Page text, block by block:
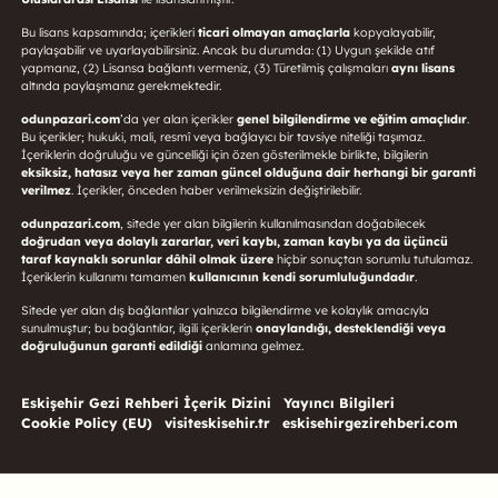
Bu lisans kapsamında; içerikleri ticari olmayan amaçlarlakopyalayabilir,
paylaşabilir ve uyarlayabilirsiniz. Ancak bu durumda: (1) Uygun şekilde atıf
yapmanız, (2) Lisansa bağlantı vermeniz, (3) Türetilmiş çalışmaları aynı lisans
altında paylaşmanız gerekmektedir.
odunpazari.com’da yer alan içerikler genel bilgilendirme ve eğitim amaçlıdır.
Bu içerikler; hukuki, mali, resmî veya bağlayıcı bir tavsiye niteliği taşımaz.
İçeriklerin doğruluğu ve güncelliği için özen gösterilmekle birlikte, bilgilerin
eksiksiz, hatasız veya her zaman güncel olduğuna dair herhangi bir garanti
verilmez. İçerikler, önceden haber verilmeksizin değiştirilebilir.
odunpazari.com, sitede yer alan bilgilerin kullanılmasından doğabilecek
doğrudan veya dolaylı zararlar, veri kaybı, zaman kaybı ya da üçüncü
taraf kaynaklı sorunlar dâhil olmak üzerehiçbir sonuçtan sorumlu tutulamaz.
İçeriklerin kullanımı tamamen kullanıcının kendi sorumluluğundadır.
Sitede yer alan dış bağlantılar yalnızca bilgilendirme ve kolaylık amacıyla
sunulmuştur; bu bağlantılar, ilgili içeriklerin onaylandığı, desteklendiği veya
doğruluğunun garanti edildiğianlamına gelmez.
Eskişehir Gezi Rehberi İçerik Dizini
Yayıncı Bilgileri
Cookie Policy (EU)
visiteskisehir.tr eskisehirgezirehberi.com